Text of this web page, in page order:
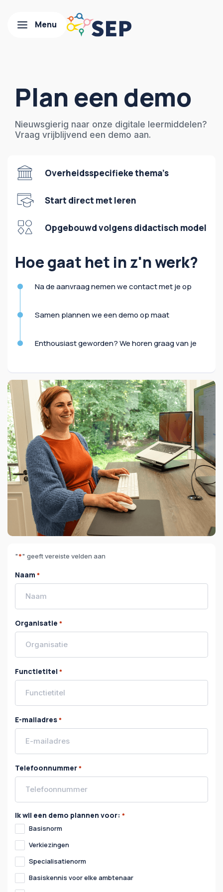
Plan een demo
Nieuwsgierig naar onze digitale leermiddelen?
Vraag vrijblijvend een demo aan.
Overheidsspecifieke thema’s
Start direct met leren
Opgebouwd volgens didactisch model
Hoe gaat het in z'n werk?
Na de aanvraag nemen we contact met je op
Samen plannen we een demo op maat
Enthousiast geworden? We horen graag van je
"*" geeft vereiste velden aan
Naam *
Organisatie *
Functietitel *
E-mailadres*
Telefoonnummer*
Ik wil een demo plannen voor: *
Basisnorm
Verkiezingen
Specialisatienorm
Basiskennis voor elke ambtenaar